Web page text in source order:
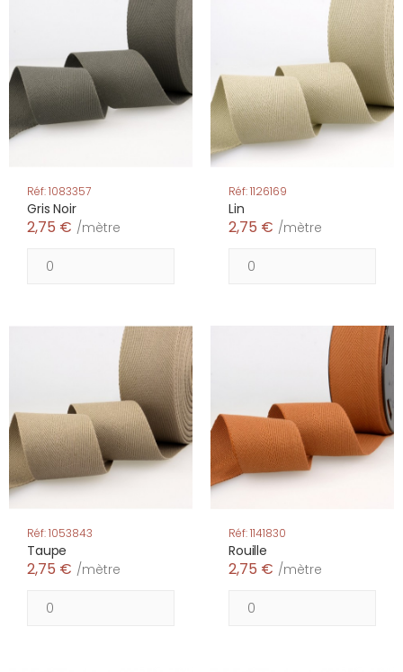
Réf: 1083357
Gris Noir
2,75 € /mètre
Réf: 1126169
Lin
2,75 € /mètre
Réf: 1053843
Taupe
2,75 € /mètre
Réf: 1141830
Rouille
2,75 € /mètre